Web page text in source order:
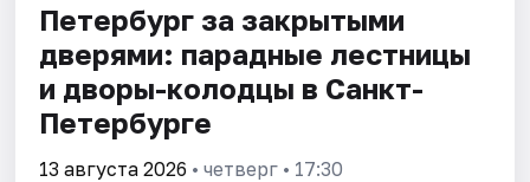
Петербург за закрытыми
дверями: парадные лестницы
и дворы-колодцы в Санкт-
Петербурге
13 августа 2026 • четверг • 17:30